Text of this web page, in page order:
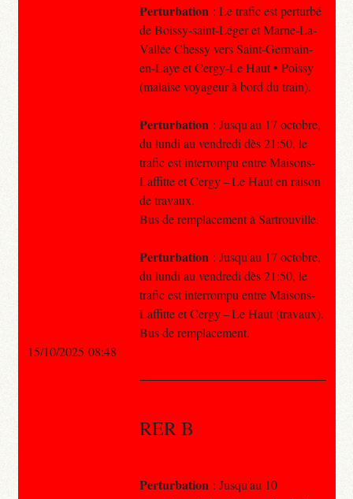
Perturbation : Le trafic est perturbé
de Boissy-saint-Léger et Marne-La-
Vallée Chessy vers Saint-Germain-
en-Laye et Cergy-Le Haut • Poissy
(malaise voyageur à bord du train).
Perturbation : Jusqu'au 17 octobre,
du lundi au vendredi dès 21:50, le
trafic est interrompu entre Maisons-
Laffitte et Cergy – Le Haut en raison
de travaux.
Bus de remplacement à Sartrouville.
Perturbation : Jusqu'au 17 octobre,
du lundi au vendredi dès 21:50, le
trafic est interrompu entre Maisons-
Laffitte et Cergy – Le Haut (travaux).
Bus de remplacement.
RER B
Perturbation : Jusqu'au 10
15/10/2025 08:48